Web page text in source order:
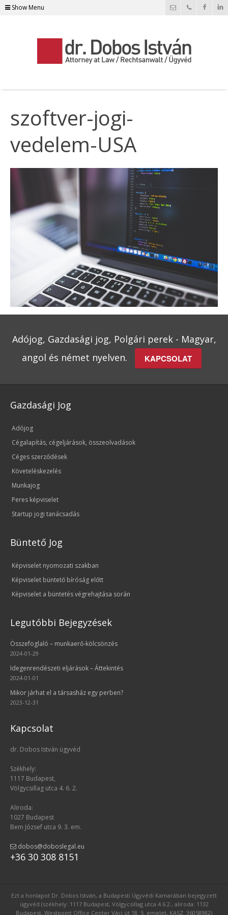
Show Menu
szoftver-jogi-
vedelem-USA
Adójog, Gazdasági jog, Polgári perek - Magyar,
angol és német nyelven.
KAPCSOLAT
Gazdasági Jog
Adójog
Cégalapítás, cégeljárások, összeolvadások
Céges szerződések
Követeléskezelés
Munkajog
Peres képviselet
Startup jogi tanácsadás
Büntető Jog
Képviselet nyomozati szakban
Képviselet büntető bíróság előtt
Képviselet a büntetés végrehajtása során
Legutóbbi Bejegyzések
Összefoglaló – munkaerő-kölcsönzés
2024-01-29
Idegenrendészeti eljárások – Áttekintés
2024-01-01
Mikor járhat el a társasház egy perben?
2023-12-31
Kapcsolat
dr. Dobos István ügyvéd
Székhely:
1117 Budapest,
Völgycsillag utca 4. 6. 2.
Aliroda:
1027 Budapest
Bem József utca 9. 3. em.
dobos@doboslegal.eu
+36 30 308 8151
Ezt a honlapot Dr. Dobos István, a Budapesti Ügyvédi Kamarában bejegyzett
ügyvéd (székhely: 1117 Budapest, Völgycsillag utca 4.6.2., aliroda: 1132
Budapest, Westpoint Office Center Váci út 18. 5. emelet, KASZ: 36058982)